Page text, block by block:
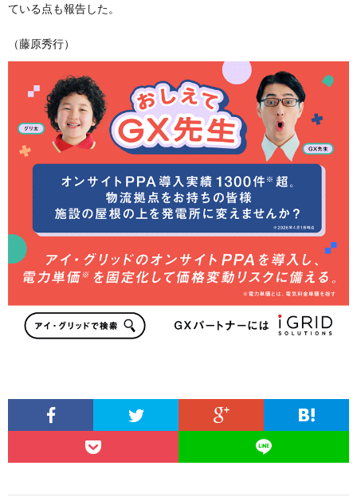
ている点も報告した。
（藤原秀行）